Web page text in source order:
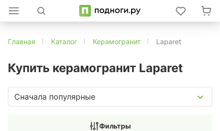
Главная Каталог Керамогранит Laparet
Купить керамогранит Laparet
Сначала популярные
Фильтры